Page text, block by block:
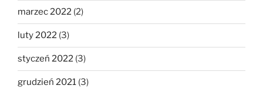
marzec 2022 (2)
luty 2022 (3)
styczeń 2022 (3)
grudzień 2021 (3)